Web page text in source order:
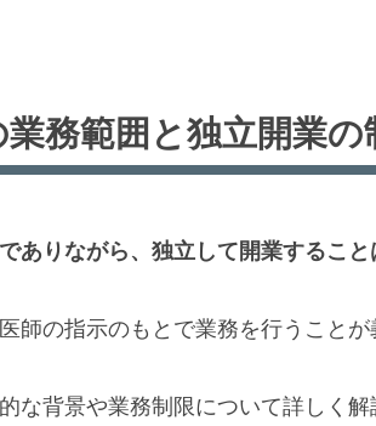
務範囲と独立開業の
ありながら、独立して開業すること
師の指示のもとで業務を行うことが
な背景や業務制限について詳しく解